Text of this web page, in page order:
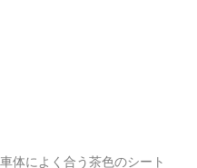
体によく合う茶色のシート